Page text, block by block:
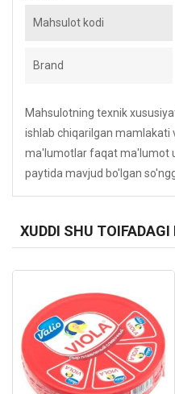
Mahsulot kodi
Brand
Mahsulotning texnik
ishlab chiqarilgan mamlakati
ma'lumotlar faqat ma'lumot
paytida mavjud bo'lgan
XUDDI SHU